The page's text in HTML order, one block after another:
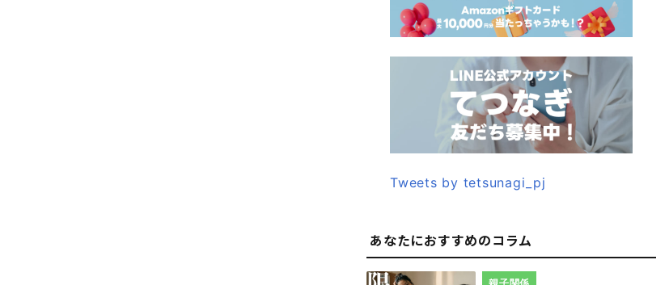
Tweets by tetsunagi_pj
あなたにおすすめのコラム